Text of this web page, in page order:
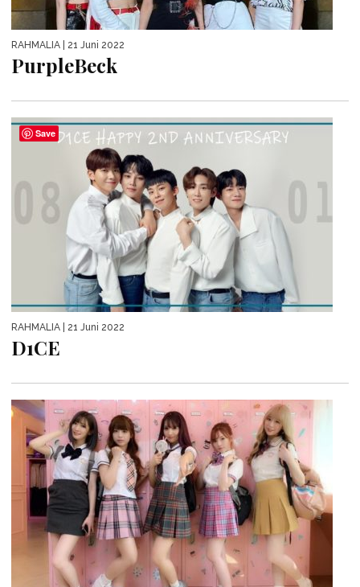
RAHMALIA | 21 Juni 2022
PurpleBeck
RAHMALIA | 21 Juni 2022
D1CE
Save